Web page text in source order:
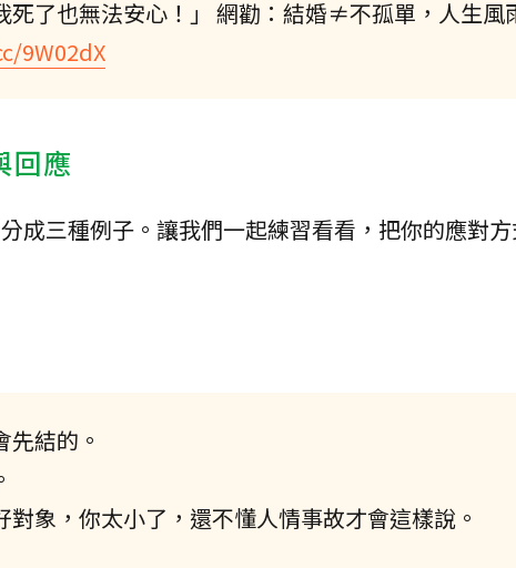
死了也無法安心！」 網勸：結婚≠不孤單，人生風
9W02dX
回應
成三種例子。讓我們一起練習看看，把你的應對
結的。
象，你太小了，還不懂人情事故才會這樣說。